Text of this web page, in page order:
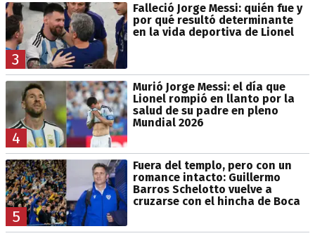
3
Falleció Jorge Messi: quién fue y
por qué resultó determinante
en la vida deportiva de Lionel
4
Murió Jorge Messi: el día que
Lionel rompió en llanto por la
salud de su padre en pleno
Mundial 2026
5
Fuera del templo, pero con un
romance intacto: Guillermo
Barros Schelotto vuelve a
cruzarse con el hincha de Boca